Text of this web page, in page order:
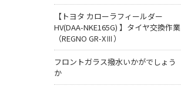
【トヨタ カローラフィールダー
HV(DAA-NKE165G) 】タイヤ交換作業
（REGNO GR-XⅢ）
フロントガラス撥水いかがでしょう
か